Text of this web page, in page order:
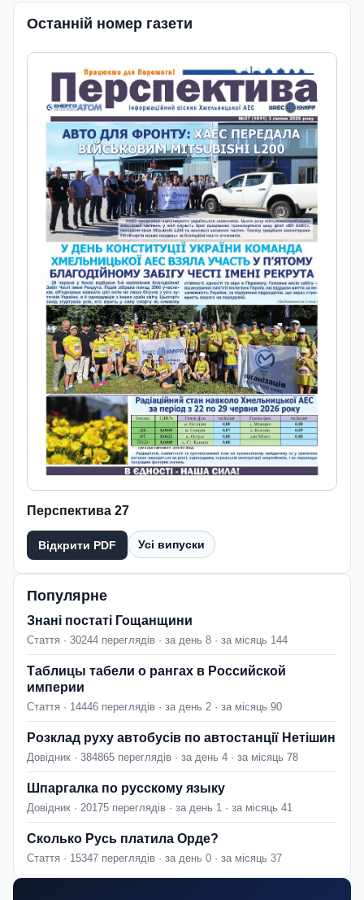
Останній номер газети
Перспектива 27
Відкрити PDF Усі випуски
Популярне
Знані постаті Гощанщини
Стаття · 30244 переглядів · за день 8 · за місяць 144
Таблицы табели о рангах в Российской
империи
Стаття · 14446 переглядів · за день 2 · за місяць 90
Розклад руху автобусів по автостанції Нетішин
Довідник · 384865 переглядів · за день 4 · за місяць 78
Шпаргалка по русскому языку
Довідник · 20175 переглядів · за день 1 · за місяць 41
Сколько Русь платила Орде?
Стаття · 15347 переглядів · за день 0 · за місяць 37